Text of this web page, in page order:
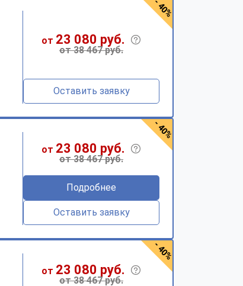
от 23 080 руб.
от 38 467 руб.
Оставить заявку
- 40%
от 23 080 руб.
от 38 467 руб.
Подробнее
Оставить заявку
- 40%
от 23 080 руб.
от 38 467 руб.
- 40%